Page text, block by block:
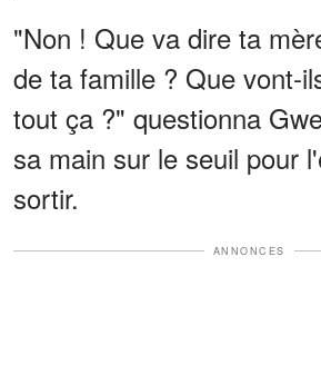
"Non ! Que va dire ta
de ta famille ? Que vont-
tout ça ?" questionna
sa main sur le seuil pour
sortir.
ANNONCES